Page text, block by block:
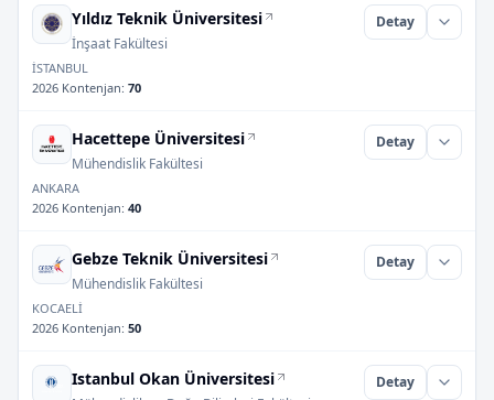
Yıldız Teknik Üniversitesi
İnşaat Fakültesi
Detay
İSTANBUL
2026 Kontenjan: 70
Hacettepe Üniversitesi
Mühendislik Fakültesi
Detay
ANKARA
2026 Kontenjan: 40
Gebze Teknik Üniversitesi
Mühendislik Fakültesi
Detay
KOCAELİ
2026 Kontenjan: 50
Istanbul Okan Üniversitesi Detay